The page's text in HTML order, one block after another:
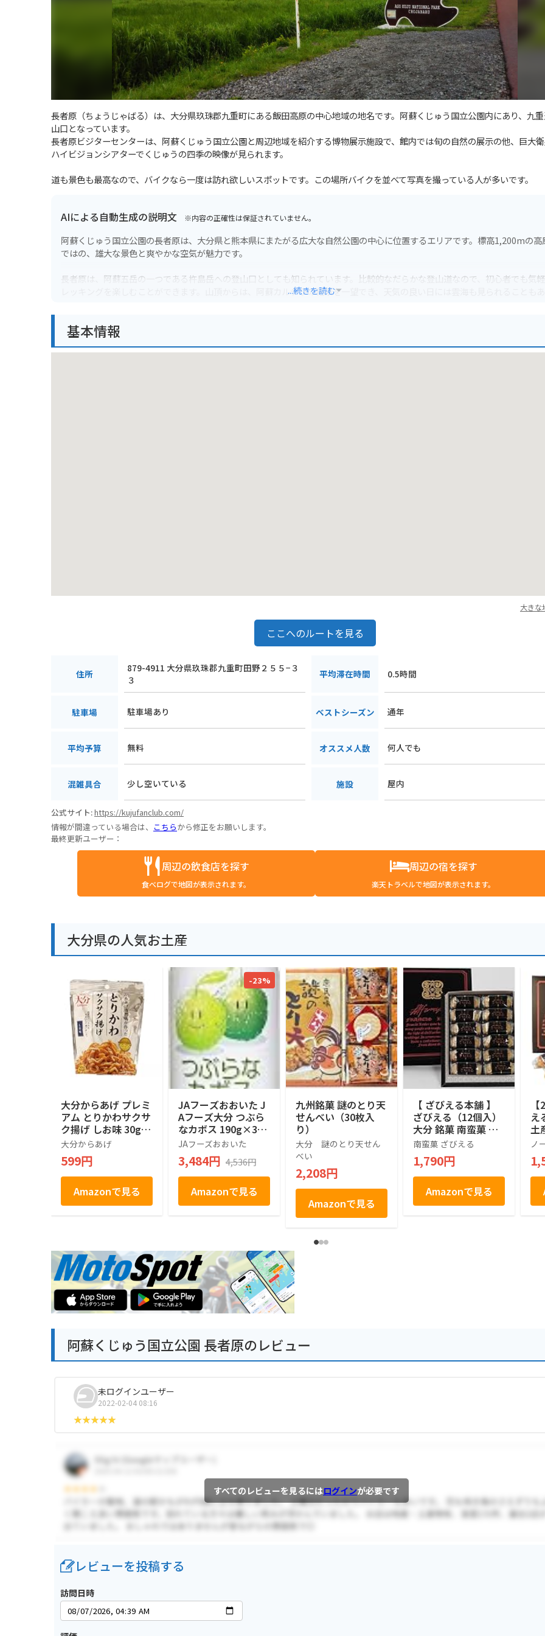
長者原（ちょうじゃばる）は、大分県玖珠郡九重町にある飯田高原の中心地域の地名です。阿蘇くじゅう国立公園内にあり、九
山口となっています。
長者原ビジターセンターは、阿蘇くじゅう国立公園と周辺地域を紹介する博物展示施設で、館内では旬の自然の展示の他、巨大
ハイビジョンシアターでくじゅうの四季の映像が見られます。
道も景色も最高なので、バイクなら一度は訪れ欲しいスポットです。この場所バイクを並べて写真を撮っている人が多いです。
AIによる自動生成の説明文 ※内容の正確性は保証されていません。
阿蘇くじゅう国立公園の長者原は、大分県と熊本県にまたがる広大な自然公園の中心に位置するエリアです。標高1,200mの高
ではの、雄大な景色と爽やかな空気が魅力です。
長者原は、阿蘇五岳の一つである杵島岳への登山口としても知られています。比較的なだらかな登山道なので、初心者でも気軽
レッキングを楽しむことができます。山頂からは、阿蘇カルデラの絶景を一望でき、天気の良い日には雲海も見られることもあ
バイクで訪れる場合、阿蘇パノラマラインを走れば、雄大な景色を楽しみながら長者原まで行くことができます。周辺には、温
...続きを読む
基本情報
大きな
ここへのルートを見る
住所
879-4911 大分県玖珠郡九重町田野２５５−３
３
平均滞在時間 0.5時間
駐車場 駐車場あり ベストシーズン 通年
平均予算 無料 オススメ人数 何人でも
混雑具合 少し空いている 施設 屋内
公式サイト:https://kujufanclub.com/
情報が間違っている場合は、 こちらから修正をお願いします。
最終更新ユーザー：
周辺の飲食店を探す
食べログで地図が表示されます。
周辺の宿を探す
楽天トラベルで地図が表示されます。
大分県の人気お土産
大分からあげ プレミ
アム とりかわサクサ
ク揚げ しお味 30g
おつまみ おやつ ス
ナック からあげ専門
店
大分からあげ
599円
Amazonで見る
-23%
JAフーズおおいた J
Aフーズ大分 つぶら
なカボス 190g×30
本
JAフーズおおいた
3,484円 4,536円
Amazonで見る
九州銘菓 謎のとり天
せんべい（30枚入
り）
大分 謎のとり天せん
べい
2,208円
Amazonで見る
【 ざびえる本舗 】
ざびえる（12個入）
大分 銘菓 南蛮菓 和
洋折衷菓子
南蛮菓 ざびえる
1,790円
Amazonで見る
え
土
ノ
阿蘇くじゅう国立公園 長者原のレビュー
未ログインユーザー
2022-02-04 08:16
すべてのレビューを見るにはログインが必要です
レビューを投稿する
訪問日時